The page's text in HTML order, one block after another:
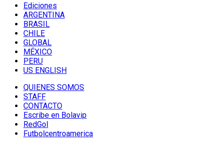
Ediciones
ARGENTINA
BRASIL
CHILE
GLOBAL
MÉXICO
PERU
US ENGLISH
QUIENES SOMOS
STAFF
CONTACTO
Escribe en Bolavip
RedGol
Futbolcentroamerica